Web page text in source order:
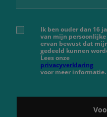
Ik ben ouder dan 16
van mijn persoonlijke
ervan bewust dat
gedeeld kunnen
Lees onze
privacyverklaring
voor meer informatie.